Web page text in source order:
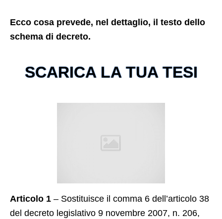
Ecco cosa prevede, nel dettaglio, il testo dello
schema di decreto.
SCARICA LA TUA TESI
Articolo 1 – Sostituisce il comma 6 dell’articolo 38
del decreto legislativo 9 novembre 2007, n. 206,